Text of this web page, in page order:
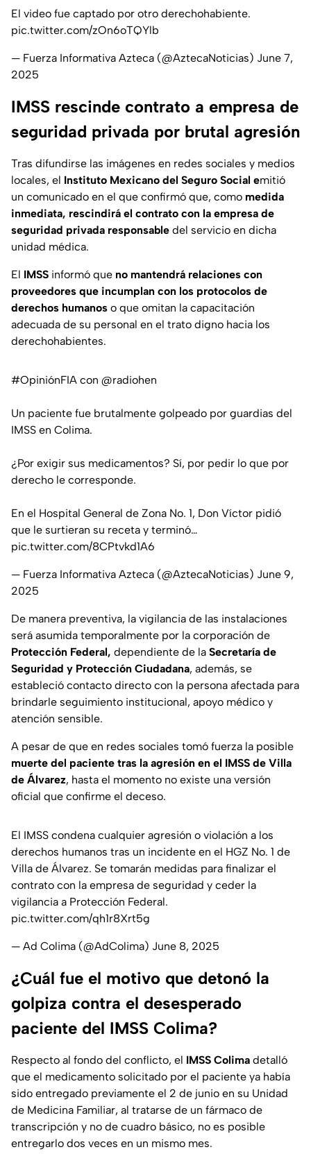
El video fue captado por otro derechohabiente.
pic.twitter.com/zOn6oTQYlb
— Fuerza Informativa Azteca (@AztecaNoticias) June 7,
2025
IMSS rescinde contrato a empresa de
seguridad privada por brutal agresión
Tras difundirse las imágenes en redes sociales y medios
locales, el Instituto Mexicano del Seguro Social emitió
un comunicado en el que confirmó que, como medida
inmediata, rescindirá el contrato con la empresa de
seguridad privada responsable del servicio en dicha
unidad médica.
El IMSS informó que no mantendrá relaciones con
proveedores que incumplan con los protocolos de
derechos humanos o que omitan la capacitación
adecuada de su personal en el trato digno hacia los
derechohabientes.
#OpiniónFIA con @radiohen
Un paciente fue brutalmente golpeado por guardias del
IMSS en Colima.
¿Por exigir sus medicamentos? Sí, por pedir lo que por
derecho le corresponde.
En el Hospital General de Zona No. 1, Don Víctor pidió
que le surtieran su receta y terminó…
pic.twitter.com/8CPtvkd1A6
— Fuerza Informativa Azteca (@AztecaNoticias) June 9,
2025
De manera preventiva, la vigilancia de las instalaciones
será asumida temporalmente por la corporación de
Protección Federal, dependiente de la Secretaría de
Seguridad y Protección Ciudadana, además, se
estableció contacto directo con la persona afectada para
brindarle seguimiento institucional, apoyo médico y
atención sensible.
A pesar de que en redes sociales tomó fuerza la posible
muerte del paciente tras la agresión en el IMSS de Villa
de Álvarez, hasta el momento no existe una versión
oficial que confirme el deceso.
El IMSS condena cualquier agresión o violación a los
derechos humanos tras un incidente en el HGZ No. 1 de
Villa de Álvarez. Se tomarán medidas para finalizar el
contrato con la empresa de seguridad y ceder la
vigilancia a Protección Federal.
pic.twitter.com/qh1r8Xrt5g
— Ad Colima (@AdColima) June 8, 2025
¿Cuál fue el motivo que detonó la
golpiza contra el desesperado
paciente del IMSS Colima?
Respecto al fondo del conflicto, el IMSS Colima detalló
que el medicamento solicitado por el paciente ya había
sido entregado previamente el 2 de junio en su Unidad
de Medicina Familiar, al tratarse de un fármaco de
transcripción y no de cuadro básico, no es posible
entregarlo dos veces en un mismo mes.